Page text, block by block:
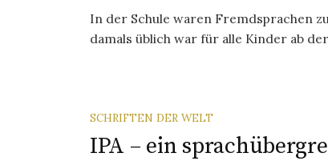
In der Schule waren Fremdsprachen
damals üblich war für alle Kinder ab
SCHRIFTEN DER WELT
IPA – ein